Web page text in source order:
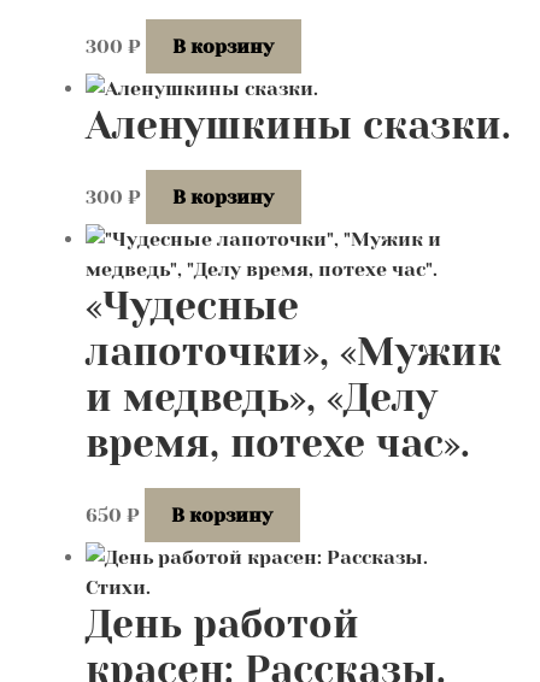
300 ₽ В корзину
Аленушкины сказки.
300 ₽ В корзину
«Чудесные
лапоточки», «Мужик
и медведь», «Делу
время, потехе час».
650 ₽ В корзину
День работой
красен: Рассказы.